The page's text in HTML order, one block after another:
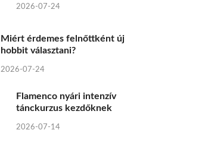
2026-07-24
Miért érdemes felnőttként új
hobbit választani?
2026-07-24
Flamenco nyári intenzív
tánckurzus kezdőknek
2026-07-14